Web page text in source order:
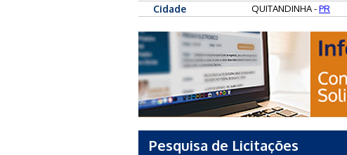
Cidade QUITANDINHA -PR
Pesquisa de Licitações